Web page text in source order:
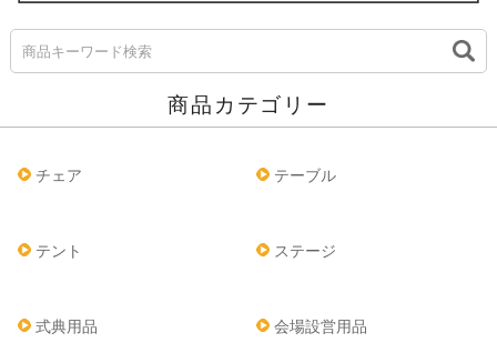
商品カテゴリー
チェア テーブル
テント ステージ
式典用品 会場設営用品